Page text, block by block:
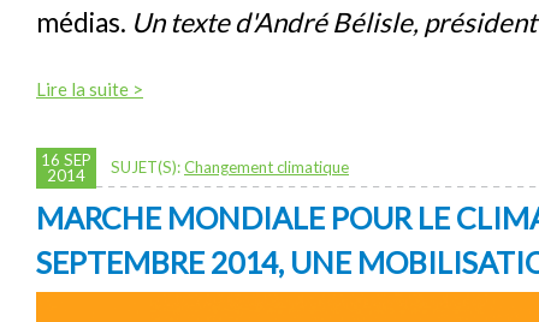
médias. Un texte d'André Bélisle,
Lire la suite >
16 SEP
2014
SUJET(S):Changement climatique
MARCHE MONDIALE POUR LE
SEPTEMBRE 2014, UNE